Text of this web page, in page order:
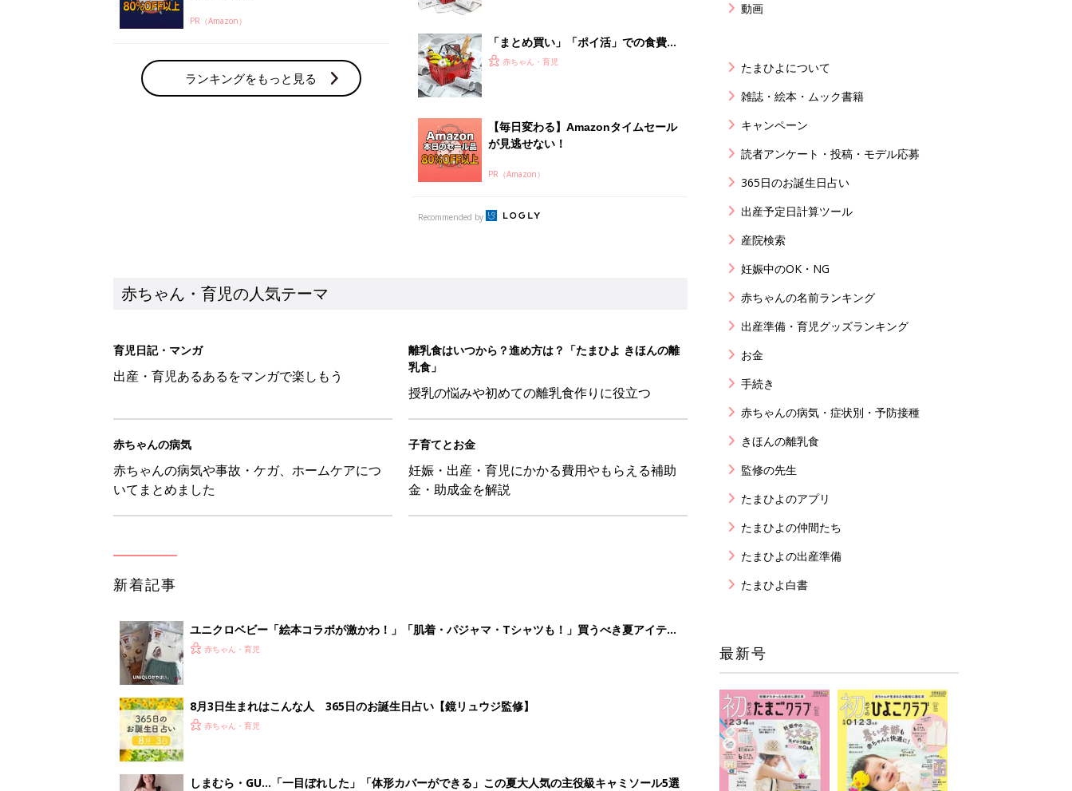
PR（Amazon）
ランキングをもっと見る
「まとめ買い」「ポイ活」での食費の
節約、実は逆効果かも?! FPがズバリ
赤ちゃん・育児
【毎日変わる】Amazonタイムセール
が見逃せない！
PR（Amazon）
Recommended by
赤ちゃん・育児の人気テーマ
育児日記・マンガ
出産・育児あるあるをマンガで楽しもう
離乳食はいつから？進め方は？「たまひよ きほんの離
乳食」
授乳の悩みや初めての離乳食作りに役立つ
赤ちゃんの病気
赤ちゃんの病気や事故・ケガ、ホームケアにつ
いてまとめました
子育てとお金
妊娠・出産・育児にかかる費用やもらえる補助
金・助成金を解説
新着記事
ユニクロベビー「絵本コラボが激かわ！」「肌着・パジャマ・Tシャツも！」買うべき夏アイテム
5選赤ちゃん・育児
8月3日生まれはこんな人 365日のお誕生日占い【鏡リュウジ監修】
赤ちゃん・育児
しまむら・GU…「一目ぼれした」「体形カバーができる」この夏大人気の主役級キャミソール5選
動画
たまひよについて
雑誌・絵本・ムック書籍
キャンペーン
読者アンケート・投稿・モデル応募
365日のお誕生日占い
出産予定日計算ツール
産院検索
妊娠中のOK・NG
赤ちゃんの名前ランキング
出産準備・育児グッズランキング
お金
手続き
赤ちゃんの病気・症状別・予防接種
きほんの離乳食
監修の先生
たまひよのアプリ
たまひよの仲間たち
たまひよの出産準備
たまひよ白書
最新号